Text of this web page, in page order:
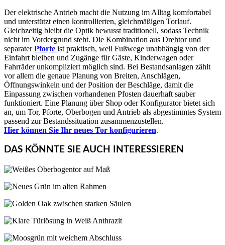
Der elektrische Antrieb macht die Nutzung im Alltag komfortabel
und unterstützt einen kontrollierten, gleichmäßigen Torlauf.
Gleichzeitig bleibt die Optik bewusst traditionell, sodass Technik
nicht im Vordergrund steht. Die Kombination aus Drehtor und
separaterPforte ist praktisch, weil Fußwege unabhängig von der
Einfahrt bleiben und Zugänge für Gäste, Kinderwagen oder
Fahrräder unkompliziert möglich sind. Bei Bestandsanlagen zählt
vor allem die genaue Planung von Breiten, Anschlägen,
Öffnungswinkeln und der Position der Beschläge, damit die
Einpassung zwischen vorhandenen Pfosten dauerhaft sauber
funktioniert. Eine Planung über Shop oder Konfigurator bietet sich
an, um Tor, Pforte, Oberbogen und Antrieb als abgestimmtes System
passend zur Bestandssituation zusammenzustellen.
Hier können Sie Ihr neues Tor konfigurieren.
DAS KÖNNTE SIE AUCH INTERESSIEREN